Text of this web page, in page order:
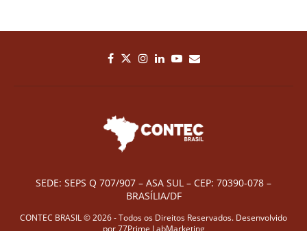
SEDE: SEPS Q 707/907 – ASA SUL – CEP: 70390-078 –
BRASÍLIA/DF
CONTEC BRASIL © 2026 - Todos os Direitos Reservados. Desenvolvido
por77Prime LabMarketing